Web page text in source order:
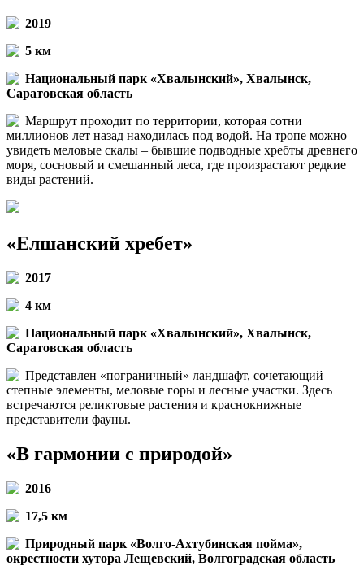
2019
5 км
Национальный парк «Хвалынский», Хвалынск,
Саратовская область
Маршрут проходит по территории, которая сотни
миллионов лет назад находилась под водой. На тропе можно
увидеть меловые скалы – бывшие подводные хребты древнего
моря, сосновый и смешанный леса, где произрастают редкие
виды растений.
«Елшанский хребет»
2017
4 км
Национальный парк «Хвалынский», Хвалынск,
Саратовская область
Представлен «пограничный» ландшафт, сочетающий
степные элементы, меловые горы и лесные участки. Здесь
встречаются реликтовые растения и краснокнижные
представители фауны.
«В гармонии с природой»
2016
17,5 км
Природный парк «Волго-Ахтубинская пойма»,
окрестности хутора Лещевский, Волгоградская область